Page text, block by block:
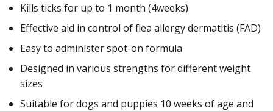
Kills ticks for up to 1 month (4weeks)
Effective aid in control of flea allergy dermatitis (FAD)
Easy to administer spot-on formula
Designed in various strengths for different weight
sizes
Suitable for dogs and puppies 10 weeks of age and